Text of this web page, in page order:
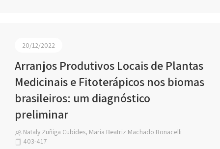
20/12/2022
Arranjos Produtivos Locais de Plantas
Medicinais e Fitoterápicos nos biomas
brasileiros: um diagnóstico
preliminar
Nataly Zuñiga Cubides, Maria Beatriz Machado Bonacelli
403-417